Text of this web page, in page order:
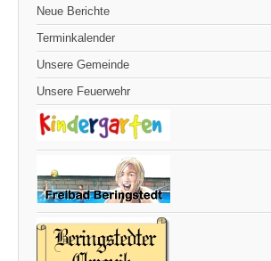
Neue Berichte
Terminkalender
Unsere Gemeinde
Unsere Feuerwehr